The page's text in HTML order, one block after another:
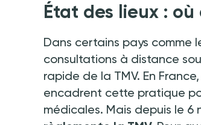
État des lieux : où
Dans certains pays comme
consultations à distance
rapide de la TMV. En
encadrent cette pratique
médicales. Mais depuis le 6